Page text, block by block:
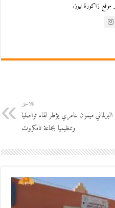
موقع زاكورة نيوز.
اللاحق
البرلماني ميمون عامري يؤطر لقاء تواصليا
وتنظيميا بجماعة تامكروت